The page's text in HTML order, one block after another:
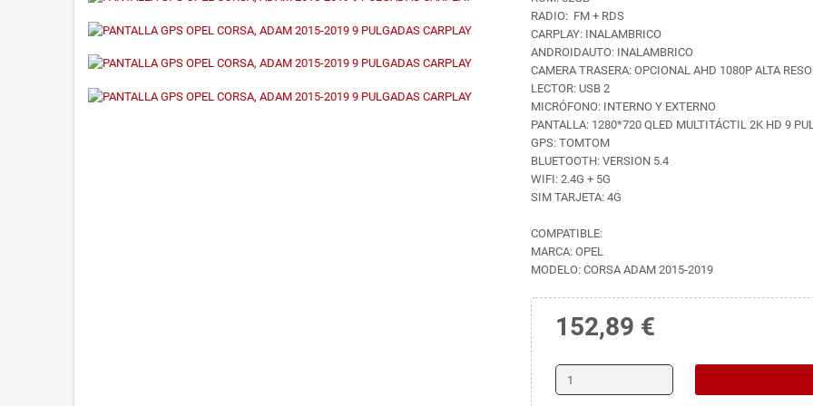
RADIO: FM + RDS
CARPLAY: INALAMBRICO
ANDROIDAUTO: INALAMBRICO
CAMERA TRASERA: OPCIONAL AHD 1080P ALTA
LECTOR: USB 2
MICRÓFONO: INTERNO Y EXTERNO
PANTALLA: 1280*720 QLED MULTITÁCTIL 2K HD 9
GPS: TOMTOM
BLUETOOTH: VERSION 5.4
WIFI: 2.4G + 5G
SIM TARJETA: 4G
COMPATIBLE:
MARCA: OPEL
MODELO: CORSA ADAM 2015-2019
152,89 €